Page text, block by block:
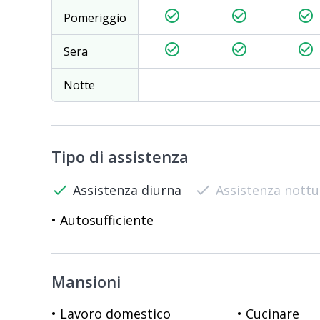
Pomeriggio check_circle_outline check_circle_outline check_circle_outline
Sera check_circle_outline check_circle_outline check_circle_outline
Notte
Tipo di assistenza
check Assistenza diurna check Assistenza
• Autosufficiente
Mansioni
• Lavoro domestico • Cucinare